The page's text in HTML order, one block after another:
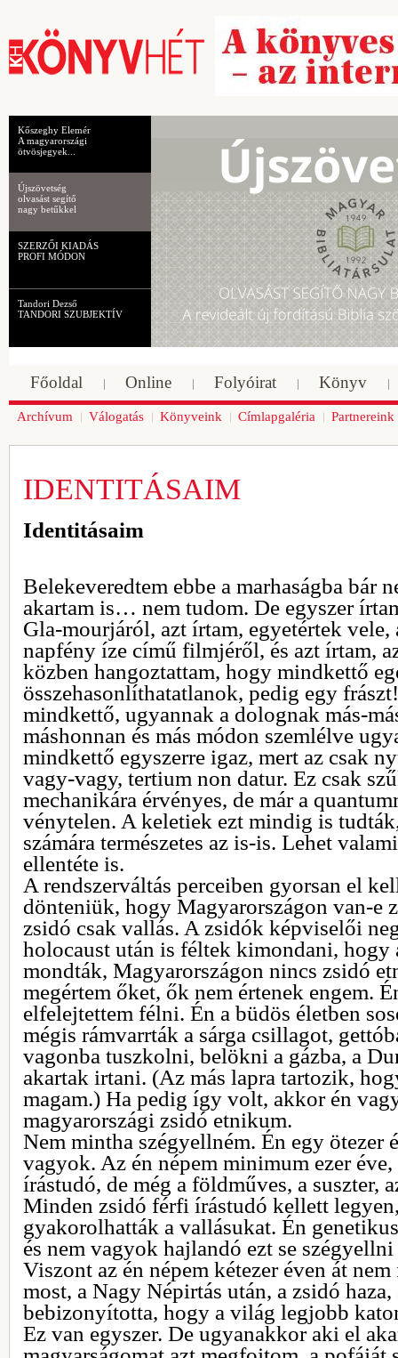
Kőszeghy Elemér
A magyarországi
ötvösjegyek...
Újszövetség
olvasást segítő
nagy betűkkel
SZERZŐI KIADÁS
PROFI MÓDON
Tandori Dezső
TANDORI SZUBJEKTÍV
Főoldal Online Folyóirat Könyv
Archívum Válogatás Könyveink Címlapgaléria Partnereink
IDENTITÁSAIM
Identitásaim
Belekeveredtem ebbe a marhaságba bár
akartam is… nem tudom. De egyszer
Gla-mourjáról, azt írtam, egyetértek vele,
napfény íze című filmjéről, és azt írtam,
közben hangoztattam, hogy mindkettő
összehasonlíthatatlanok, pedig egy
mindkettő, ugyannak a dolognak más-
máshonnan és más módon szemlélve
mindkettő egyszerre igaz, mert az csak
vagy-vagy, tertium non datur. Ez csak
mechanikára érvényes, de már a
vénytelen. A keletiek ezt mindig is
számára természetes az is-is. Lehet
ellentéte is.
A rendszerváltás perceiben gyorsan el
dönteniük, hogy Magyarországon van-e
zsidó csak vallás. A zsidók képviselői
holocaust után is féltek kimondani, hogy
mondták, Magyarországon nincs zsidó
megértem őket, ők nem értenek engem.
elfelejtettem félni. Én a büdös életben
mégis rámvarrták a sárga csillagot,
vagonba tuszkolni, belökni a gázba, a
akartak irtani. (Az más lapra tartozik,
magam.) Ha pedig így volt, akkor én
magyarországi zsidó etnikum.
Nem mintha szégyellném. Én egy ötezer
vagyok. Az én népem minimum ezer éve,
írástudó, de még a földműves, a suszter,
Minden zsidó férfi írástudó kellett
gyakorolhatták a vallásukat. Én
és nem vagyok hajlandó ezt se
Viszont az én népem kétezer éven át
most, a Nagy Népirtás után, a zsidó haza,
bebizonyította, hogy a világ legjobb
Ez van egyszer. De ugyanakkor aki el